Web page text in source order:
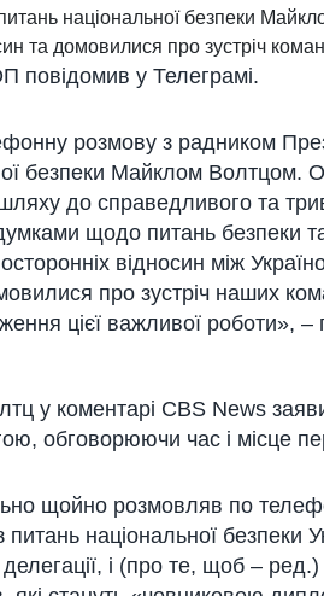
національної безпеки
та домовилися про зустріч
повідомив у Телеграмі.
розмову з радником
безпеки Майклом Волтцом.
до справедливого та
щодо питань безпеки
відносин між
про зустріч наших
цієї важливої роботи»,
у коментарі CBS News
обговорюючи час і місце
щойно розмовляв по
питань національної безпеки
і (про те, щоб – ред.)